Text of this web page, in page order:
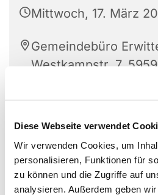
Diese Webseite verwendet
Wir verwenden Cookies, um
personalisieren, Funktionen für
zu können und die Zugriffe auf
analysieren. Außerdem geben
Mittwoch, 17. März
Gemeindebüro
Westkampstr. 7,